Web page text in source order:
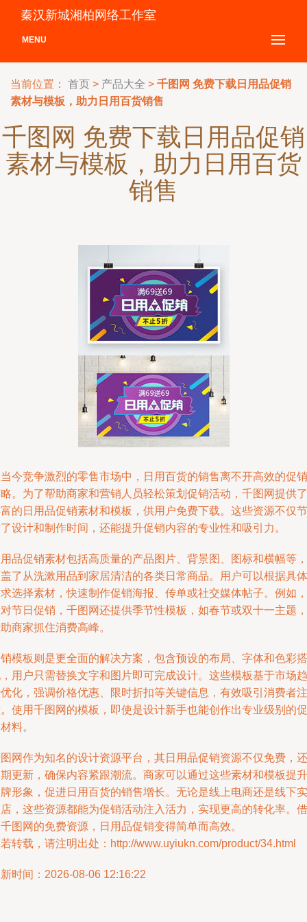
秦汉新城湘柏网络工作室
MENU
当前位置： 首页 > 产品大全 > 千图网 免费下载日用品促销
素材与模板，助力日用百货销售
千图网 免费下载日用品促销
素材与模板，助力日用百货
销售
今竞争激烈的零售市场中，日用百货的销售离不开高效的促销
。为了帮助商家和营销人员轻松策划促销活动，千图网提供了
的日用品促销素材和模板，供用户免费下载。这些资源不仅节
设计和制作时间，还能提升促销内容的专业性和吸引力。
品促销素材包括高质量的产品图片、背景图、图标和横幅等，
了从洗漱用品到家居清洁的各类日常商品。用户可以根据具体
选择素材，快速制作促销海报、传单或社交媒体帖子。例如，
节日促销，千图网还提供季节性模板，如春节或双十一主题，
商家抓住消费高峰。
模板则是更全面的解决方案，包含预设的布局、字体和色彩搭
用户只需替换文字和图片即可完成设计。这些模板基于市场趋
化，强调价格优惠、限时折扣等关键信息，有效吸引消费者注
使用千图网的模板，即使是设计新手也能创作出专业级别的促
料。
网作为知名的设计资源平台，其日用品促销资源不仅免费，还
更新，确保内容紧跟潮流。商家可以通过这些素材和模板提升
形象，促进日用百货的销售增长。无论是线上电商还是线下实
，这些资源都能为促销活动注入活力，实现更高的转化率。借
图网的免费资源，日用品促销变得简单而高效。
转载，请注明出处：http://www.uyiukn.com/product/34.html
时间：2026-08-06 12:16:22